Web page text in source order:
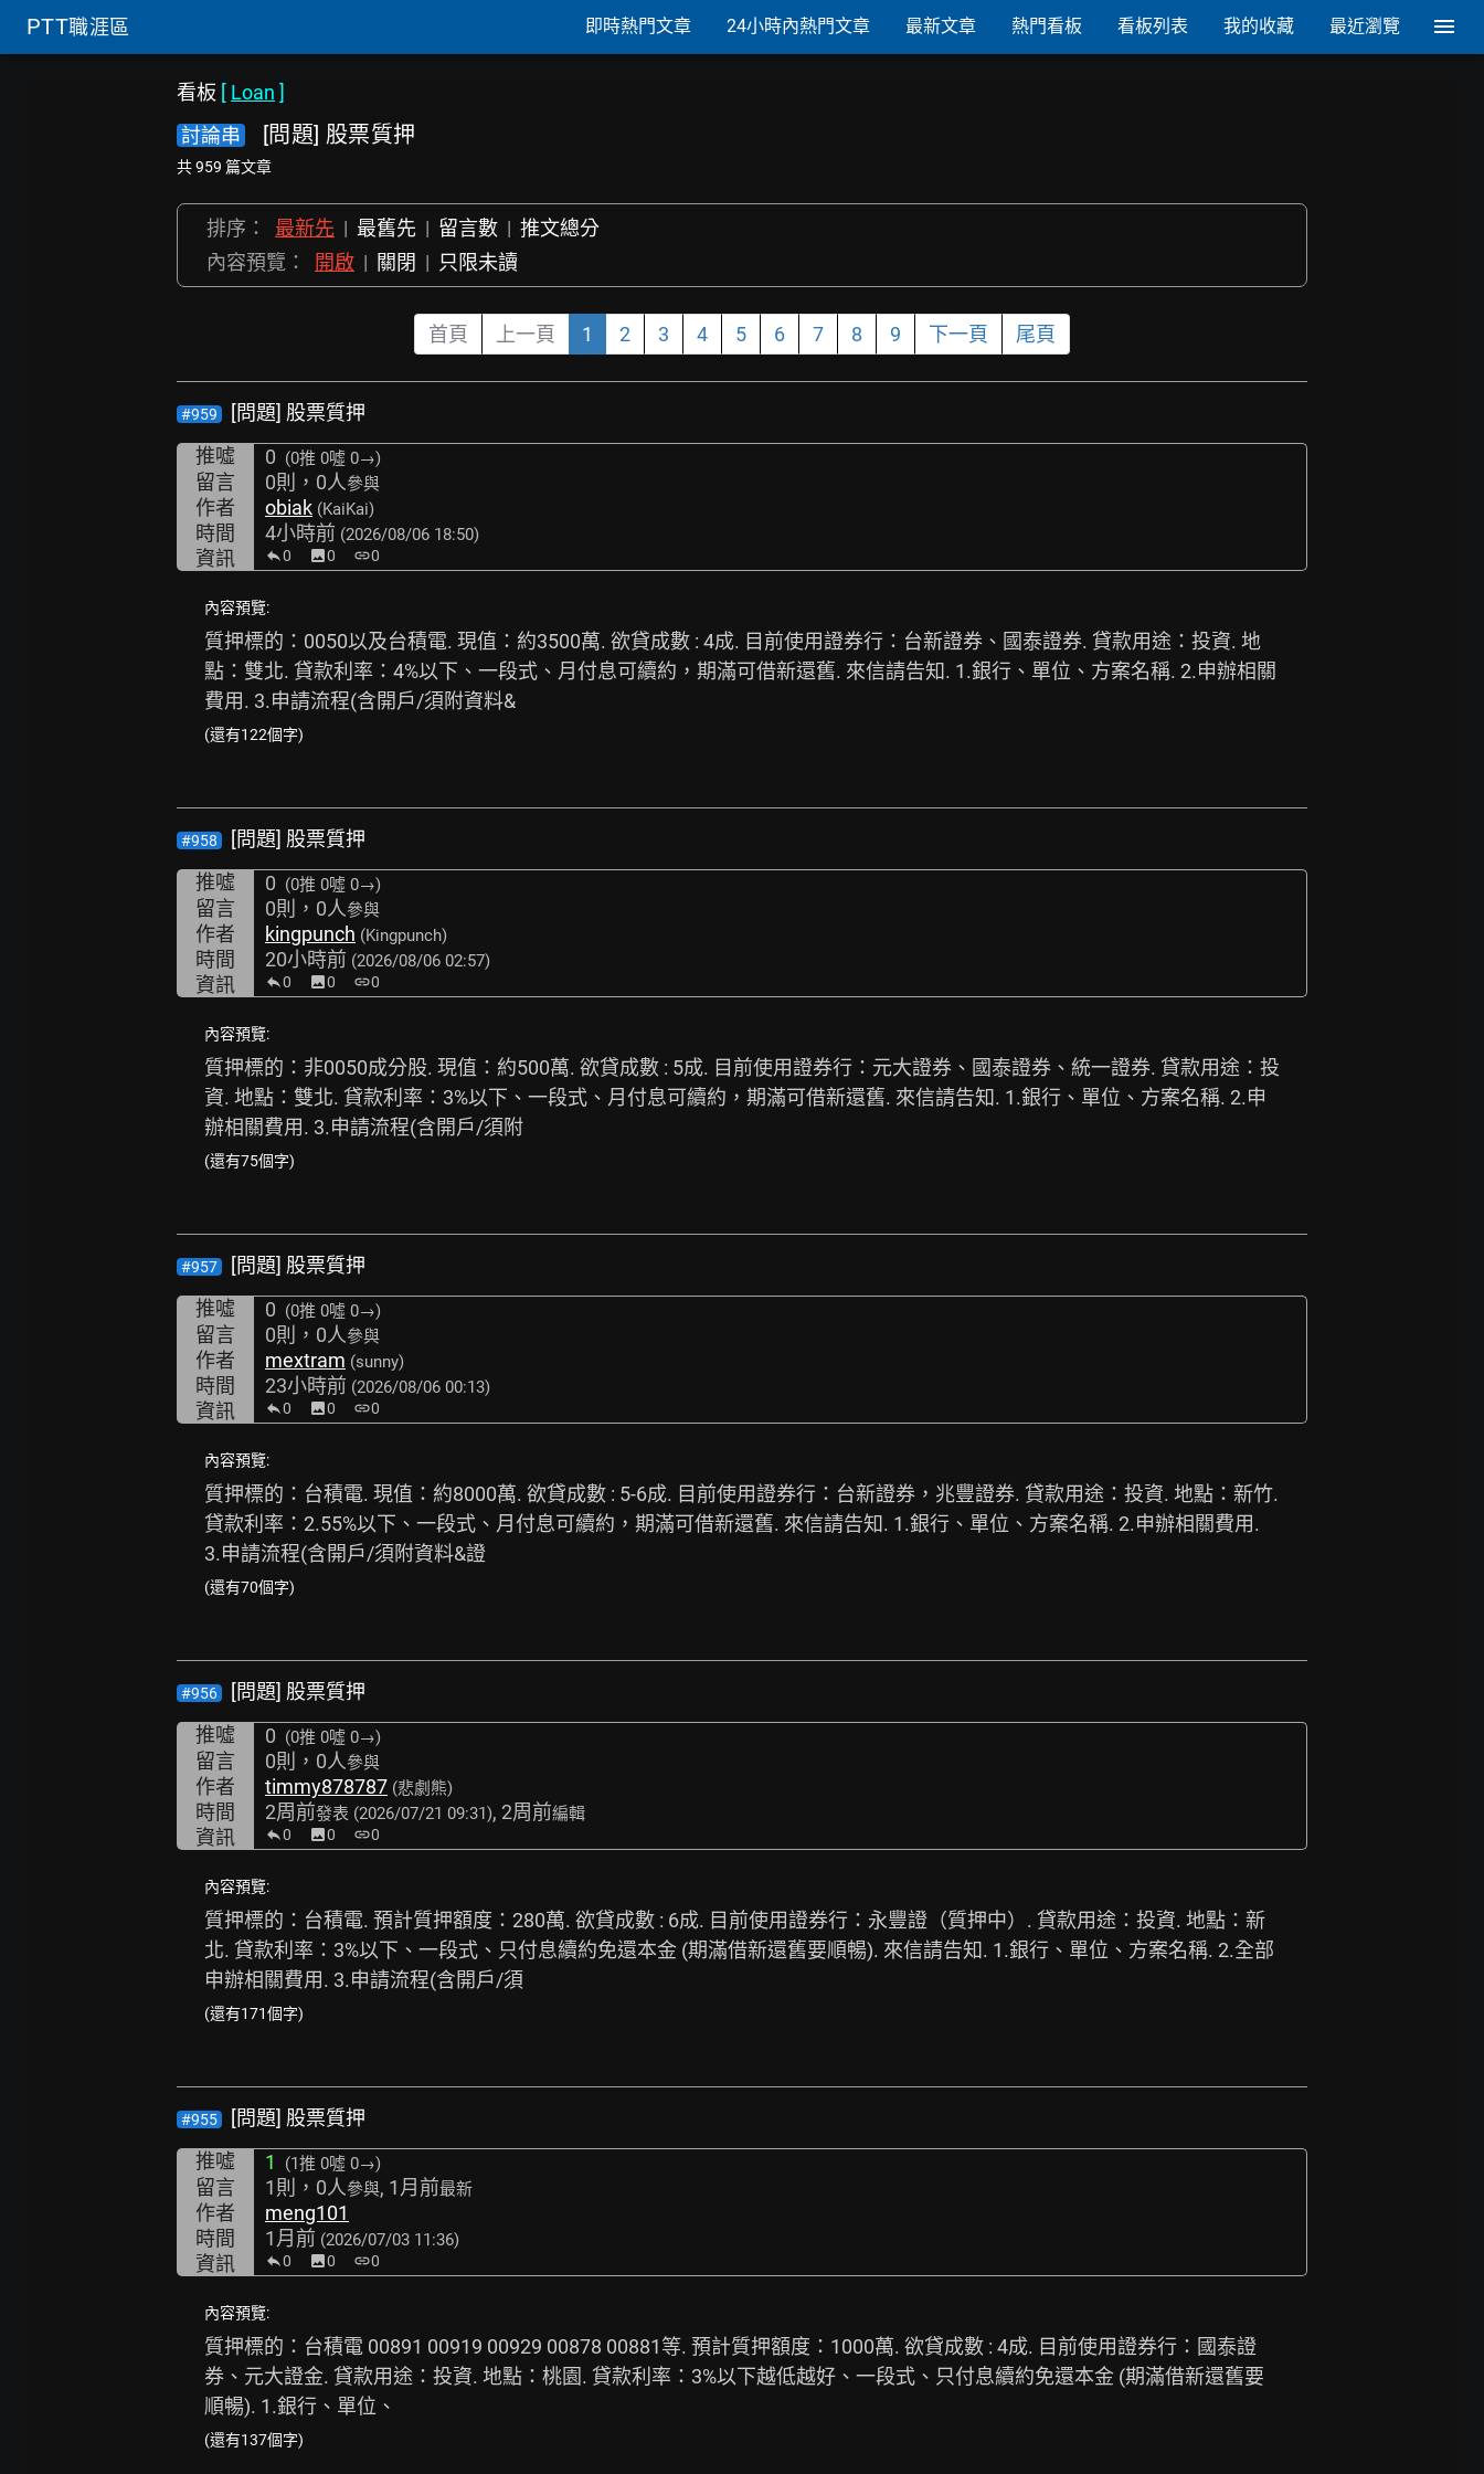
PTT職涯區 即時熱門文章 24小時內熱門文章 最新文章 熱門看板 看板列表 我的收藏 最近瀏覽
看板 [ Loan ]
討論串
[問題] 股票質押
共 959 篇文章
排序： 最新先 | 最舊先 | 留言數 | 推文總分
內容預覽：
開啟 | 關閉 | 只限未讀
首頁 上一頁 1 2 3 4 5 6 7 8 9 下一頁 尾頁
#959
[問題] 股票質押
推噓
0 (0推 0噓 0→)
留言 0則，0人參與
作者 obiak (KaiKai)
時間 4小時前 (2026/08/06 18:50)
資訊 0 image0 link0
內容預覽:
質押標的：0050以及台積電. 現值：約3500萬. 欲貸成數 : 4成. 目前使用證券行：台新證券、國泰證券. 貸款用途：投資. 地
點：雙北. 貸款利率：4%以下、一段式、月付息可續約，期滿可借新還舊. 來信請告知. 1.銀行、單位、方案名稱. 2.申辦相關
費用. 3.申請流程(含開戶/須附資料&
(還有122個字)
#958
[問題] 股票質押
推噓
0 (0推 0噓 0→)
留言 0則，0人參與
作者 kingpunch (Kingpunch)
時間 20小時前 (2026/08/06 02:57)
資訊 0 image0 link0
內容預覽:
質押標的：非0050成分股. 現值：約500萬. 欲貸成數 : 5成. 目前使用證券行：元大證券、國泰證券、統一證券. 貸款用途：投
資. 地點：雙北. 貸款利率：3%以下、一段式、月付息可續約，期滿可借新還舊. 來信請告知. 1.銀行、單位、方案名稱. 2.申
辦相關費用. 3.申請流程(含開戶/須附
(還有75個字)
#957
[問題] 股票質押
推噓
0 (0推 0噓 0→)
留言 0則，0人參與
作者 mextram (sunny)
時間 23小時前 (2026/08/06 00:13)
資訊 0 image0 link0
內容預覽:
質押標的：台積電. 現值：約8000萬. 欲貸成數 : 5-6成. 目前使用證券行：台新證券，兆豐證券. 貸款用途：投資. 地點：新竹.
貸款利率：2.55%以下、一段式、月付息可續約，期滿可借新還舊. 來信請告知. 1.銀行、單位、方案名稱. 2.申辦相關費用.
3.申請流程(含開戶/須附資料&證
(還有70個字)
#956
[問題] 股票質押
推噓
0 (0推 0噓 0→)
留言 0則，0人參與
作者 timmy878787 (悲劇熊)
時間 2周前發表 (2026/07/21 09:31), 2周前編輯
資訊 0 image0 link0
內容預覽:
質押標的：台積電. 預計質押額度：280萬. 欲貸成數 : 6成. 目前使用證券行：永豐證（質押中）. 貸款用途：投資. 地點：新
北. 貸款利率：3%以下、一段式、只付息續約免還本金 (期滿借新還舊要順暢). 來信請告知. 1.銀行、單位、方案名稱. 2.全部
申辦相關費用. 3.申請流程(含開戶/須
(還有171個字)
#955
[問題] 股票質押
推噓
1 (1推 0噓 0→)
留言 1則，0人參與, 1月前最新
作者
meng101
時間
1月前 (2026/07/03 11:36)
資訊 0 image0 link0
內容預覽:
質押標的：台積電 00891 00919 00929 00878 00881等. 預計質押額度：1000萬. 欲貸成數 : 4成. 目前使用證券行：國泰證
券、元大證金. 貸款用途：投資. 地點：桃園. 貸款利率：3%以下越低越好、一段式、只付息續約免還本金 (期滿借新還舊要
順暢). 1.銀行、單位、
(還有137個字)